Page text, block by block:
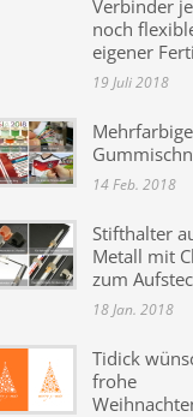
Verbinder
noch
eigener
19 Juli 2018
Mehrfarbige
14 Feb. 2018
Stifthalter
Metall mit
zum
18 Jan. 2018
Tidick
frohe